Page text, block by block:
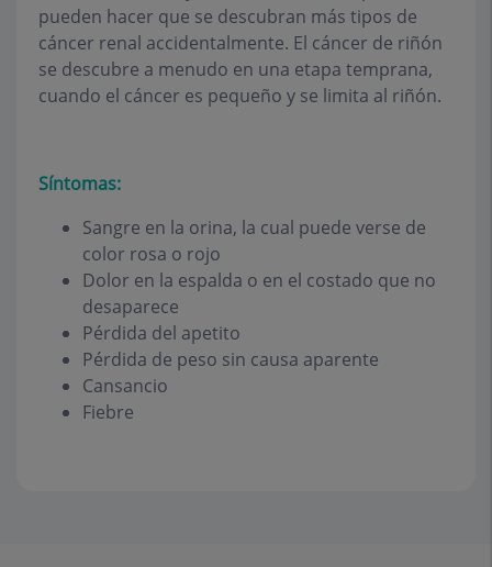
pueden hacer que se descubran más tipos de
cáncer renal accidentalmente. El cáncer de riñón
se descubre a menudo en una etapa temprana,
cuando el cáncer es pequeño y se limita al riñón.
Síntomas:
Sangre en la orina, la cual puede verse de
color rosa o rojo
Dolor en la espalda o en el costado que no
desaparece
Pérdida del apetito
Pérdida de peso sin causa aparente
Cansancio
Fiebre